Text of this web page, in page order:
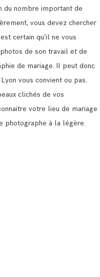
du nombre important de
vous devez chercher
certain qu’il ne vous
de son travail et de
de mariage. Il peut donc
vous convient ou pas.
clichés de vos
votre lieu de mariage
photographe à la légère.